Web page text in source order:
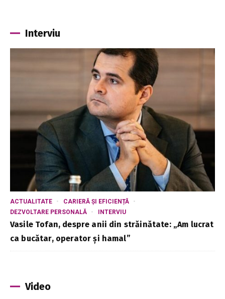
Interviu
ACTUALITATE
CARIERĂ ȘI EFICIENȚĂ
DEZVOLTARE PERSONALĂ
INTERVIU
Vasile Tofan, despre anii din străinătate: „Am lucrat
ca bucătar, operator și hamal”
Video